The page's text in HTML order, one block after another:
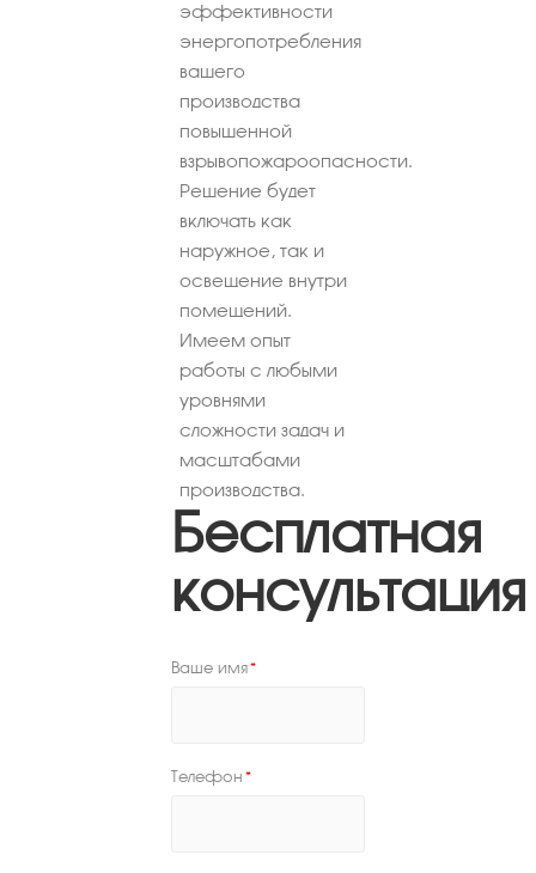
эффективности
энергопотребления
вашего
производства
повышенной
взрывопожароопасности.
Решение будет
включать как
наружное, так и
освещение внутри
помещений.
Имеем опыт
работы с любыми
уровнями
сложности задач и
масштабами
производства.
Бесплатная
консультация
Ваше имя*
Телефон *